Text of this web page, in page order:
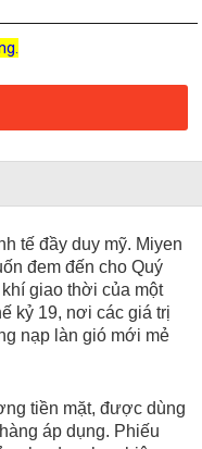
tế đầy duy mỹ. Miyen
đem đến cho Quý
giao thời của một
kỷ 19, nơi các giá trị
nạp làn gió mới mẻ
tiền mặt, được dùng
áp dụng. Phiếu